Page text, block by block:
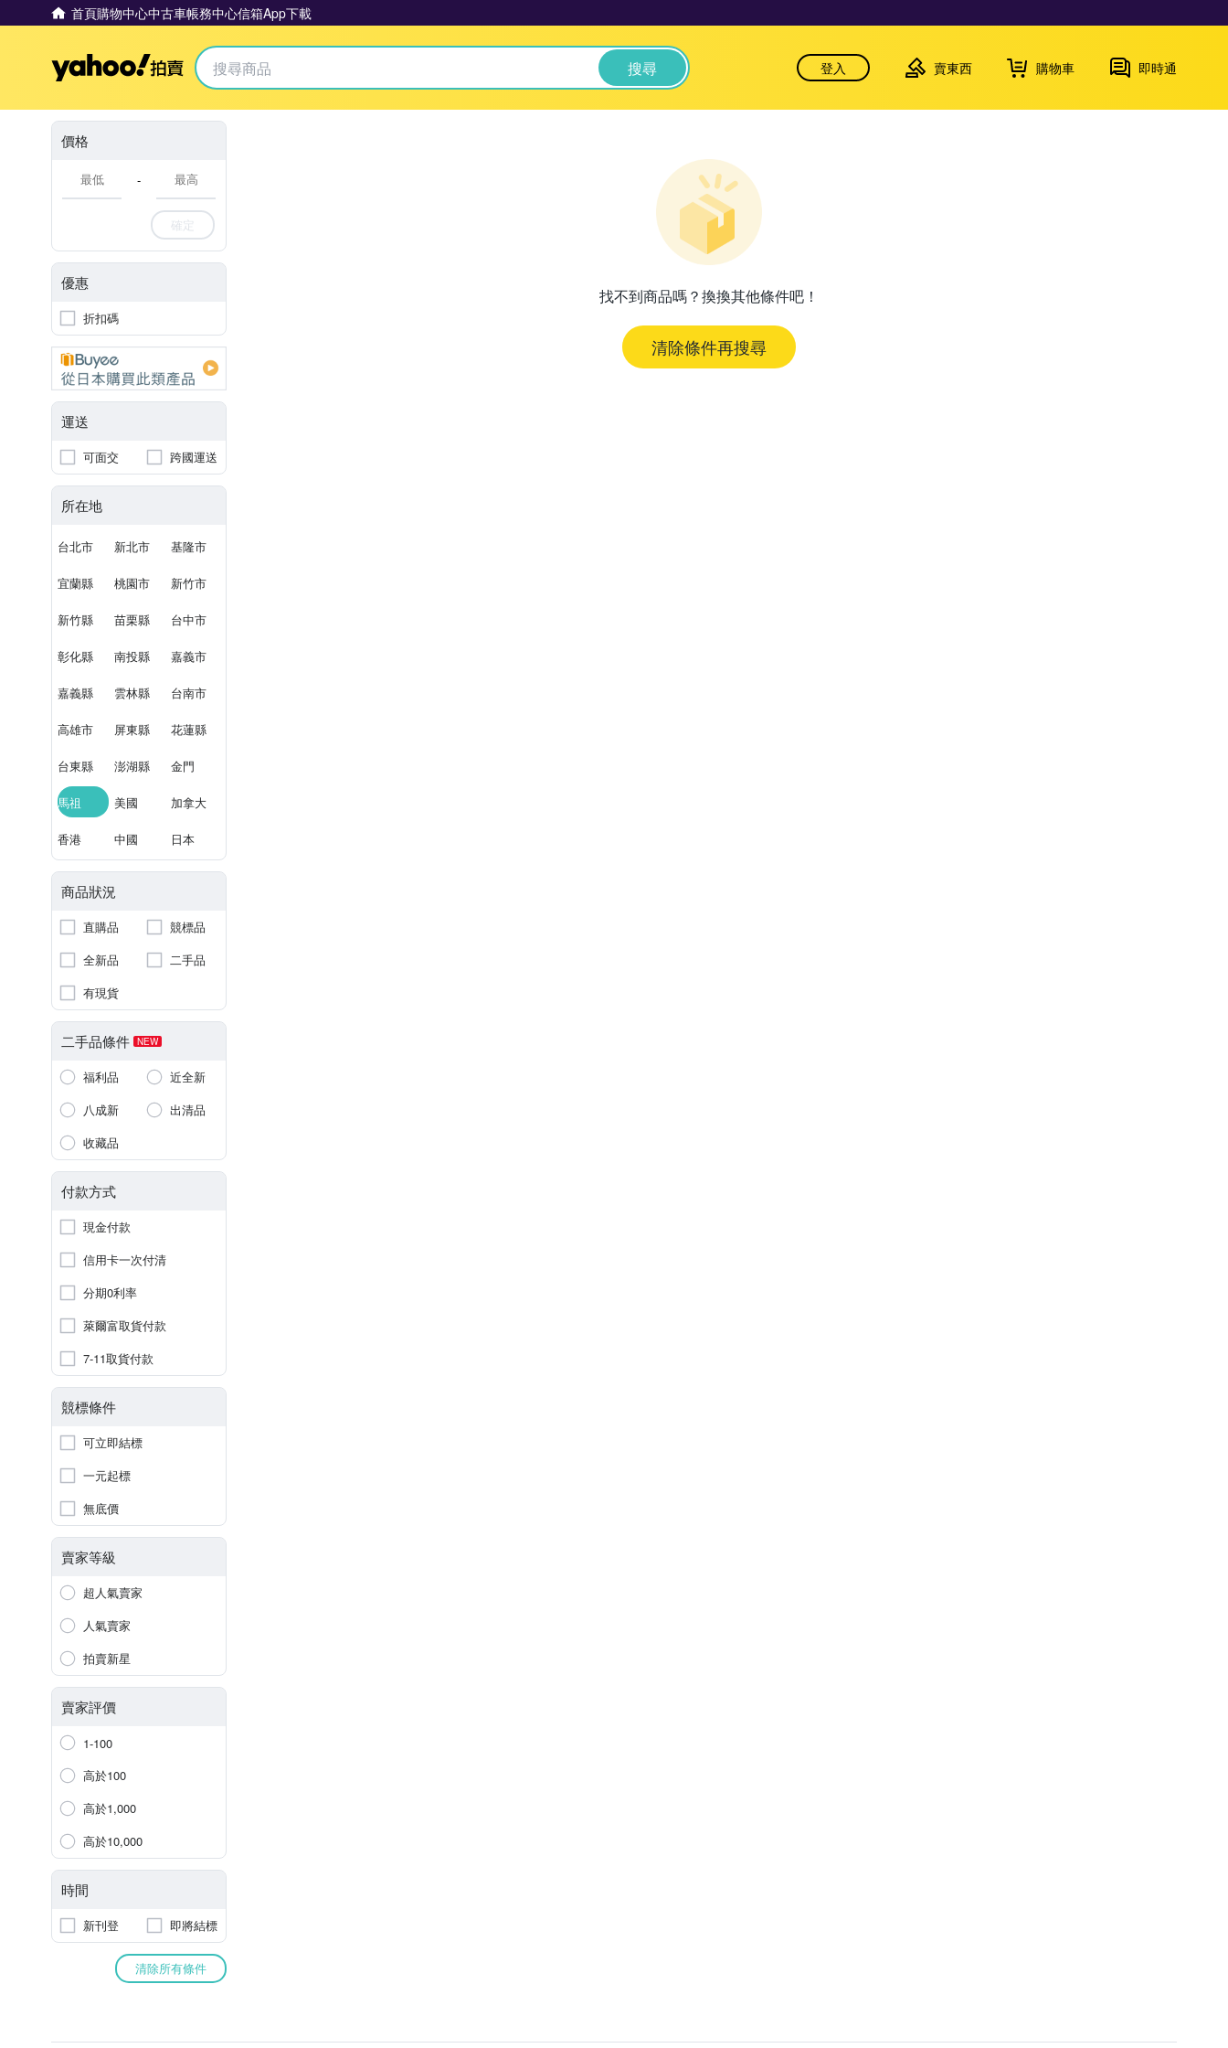
首頁購物中心中古車帳務中心信箱App下載
Yahoo拍賣 搜尋 登入 賣東西 購物車 即時通
價格
-
確定
優惠
折扣碼
運送
可面交 跨國運送
所在地
台北市 新北市 基隆市
宜蘭縣 桃園市 新竹市
新竹縣 苗栗縣 台中市
彰化縣 南投縣 嘉義市
嘉義縣 雲林縣 台南市
高雄市 屏東縣 花蓮縣
台東縣 澎湖縣 金門
馬祖 美國 加拿大
香港 中國 日本
商品狀況
直購品
競標品
全新品
二手品
有現貨
二手品條件 NEW
福利品
近全新
八成新
出清品
收藏品
付款方式
現金付款
信用卡一次付清
分期0利率
萊爾富取貨付款
7-11取貨付款
競標條件
可立即結標
一元起標
無底價
賣家等級
超人氣賣家
人氣賣家
拍賣新星
賣家評價
1-100
高於100
高於1,000
高於10,000
時間
新刊登 即將結標
清除所有條件
找不到商品嗎？換換其他條件吧！
清除條件再搜尋